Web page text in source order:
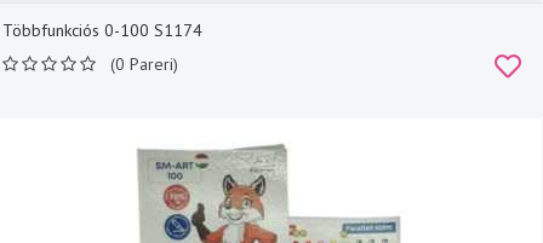
Többfunkciós 0-100 S1174
(0 Pareri)